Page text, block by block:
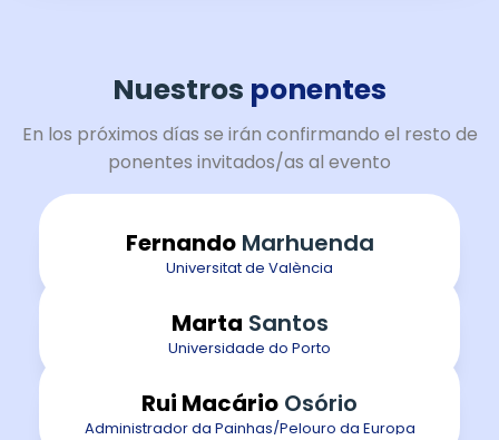
Nuestros ponentes
En los próximos días se irán confirmando el resto de
ponentes invitados/as al evento
FernandoMarhuenda
Universitat de València
Marta Santos
Universidade do Porto
Rui Macário Osório
Administrador da Painhas/Pelouro da Europa